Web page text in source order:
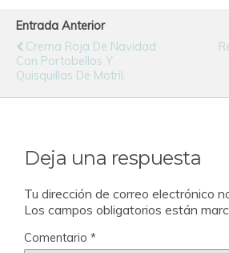
Entrada Anterior
Crema Roja De Navidad
Con Portobellos Y
Quisquillas De Motril.
Deja una respuesta
Tu dirección de correo electrónico
Los campos obligatorios están
Comentario *